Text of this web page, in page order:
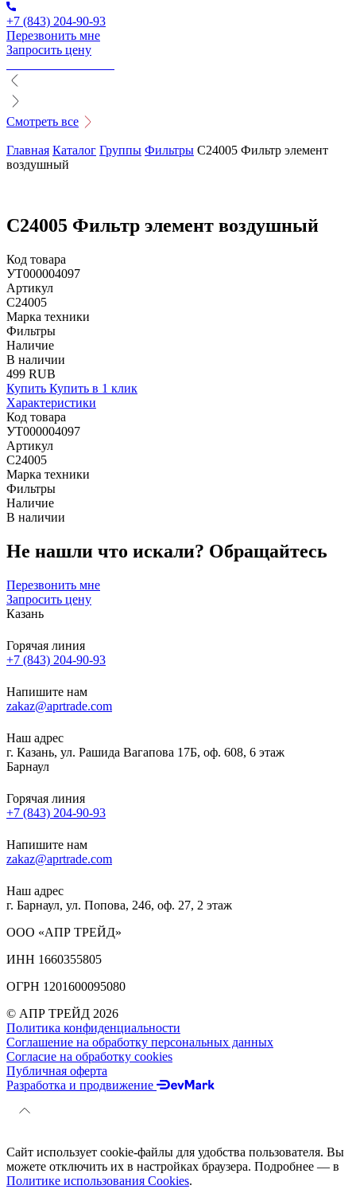
+7 (843) 204-90-93
Перезвонить мне
Запросить цену
Смотреть все
Главная Каталог Группы Фильтры C24005 Фильтр элемент
воздушный
C24005 Фильтр элемент воздушный
Код товара
УТ000004097
Артикул
C24005
Марка техники
Фильтры
Наличие
В наличии
499 RUB
Купить Купить в 1 клик
Характеристики
Код товара
УТ000004097
Артикул
C24005
Марка техники
Фильтры
Наличие
В наличии
Не нашли что искали? Обращайтесь
Перезвонить мне
Запросить цену
Казань
Горячая линия
+7 (843) 204-90-93
Напишите нам
zakaz@aprtrade.com
Наш адрес
г. Казань, ул. Рашида Вагапова 17Б, оф. 608, 6 этаж
Барнаул
Горячая линия
+7 (843) 204-90-93
Напишите нам
zakaz@aprtrade.com
Наш адрес
г. Барнаул, ул. Попова, 246, оф. 27, 2 этаж
ООО «АПР ТРЕЙД»
ИНН 1660355805
ОГРН 1201600095080
© АПР ТРЕЙД 2026
Политика конфиденциальности
Соглашение на обработку персональных данных
Согласие на обработку cookies
Публичная оферта
Разработка и продвижение
Сайт использует cookie-файлы для удобства пользователя. Вы
можете отключить их в настройках браузера. Подробнее — в
Политике использования Cookies.